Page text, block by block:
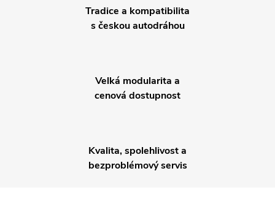
Tradice a kompatibilita
s českou autodráhou
Velká modularita a
cenová dostupnost
Kvalita, spolehlivost a
bezproblémový servis